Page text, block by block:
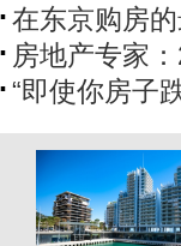
在东京购房
房地产专家
“即使你房子